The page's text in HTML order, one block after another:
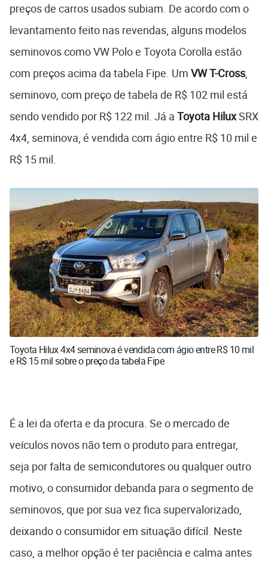
preços de carros usados subiam. De acordo com o
levantamento feito nas revendas, alguns modelos
seminovos como VW Polo e Toyota Corolla estão
com preços acima da tabela Fipe. Um VW T-Cross
seminovo, com preço de tabela de R$ 102 mil está
sendo vendido por R$ 122 mil. Já a Toyota HiluxSRX
4x4, seminova, é vendida com ágio entre R$ 10 mil e
R$ 15 mil.
Toyota Hilux 4x4 seminova é vendida com ágio entre R$ 10 mil
e R$ 15 mil sobre o preço da tabela Fipe
É a lei da oferta e da procura. Se o mercado de
veículos novos não tem o produto para entregar,
seja por falta de semicondutores ou qualquer outro
motivo, o consumidor debanda para o segmento de
seminovos, que por sua vez fica supervalorizado,
deixando o consumidor em situação difícil. Neste
caso, a melhor opção é ter paciência e calma antes